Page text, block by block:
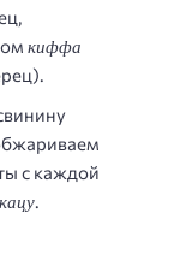
киффа
с каждой
.